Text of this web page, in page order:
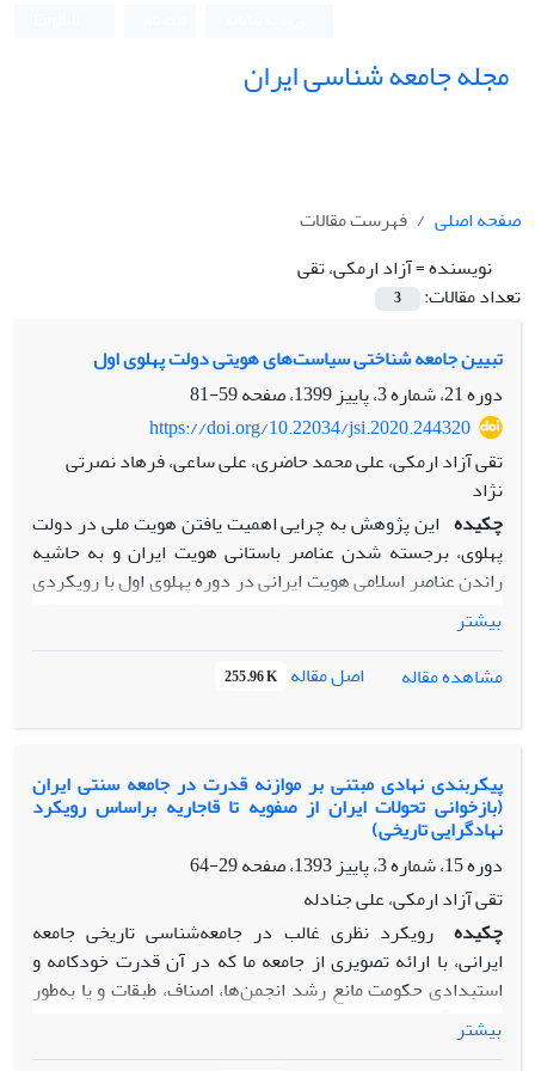
مجله جامعه شناسی ایران
صفحه اصلی
فهرست مقالات
نویسنده =آزاد ارمکی، تقی
تعداد مقالات:
3
تبیین جامعه شناختی سیاست‌های هویتی دولت پهلوی اول
دوره 21، شماره 3، پاییز 1399، صفحه
59-81
https://doi.org/10.22034/jsi.2020.244320
تقی آزاد ارمکی، علی محمد حاضری، علی ساعی، فرهاد نصرتی
نژاد
چکیده این پژوهش به چرایی اهمیت یافتن هویت ملی در دولت
پهلوی، برجسته شدن عناصر باستانی هویت ایران و به حاشیه
راندن عناصر اسلامی هویت ایرانی در دوره پهلوی اول با رویکردی
تاریخی پرداخته است. نتایج نشان می­دهد که ادغام ایران در نظام
جهانی و ضرورت دولت­سازی به شیوه مدرن و در نتیجه اهمیت
یافتن هویت ملی در این شکل از دولت، موجب توجه کانونی به
مقوله هویت ملی در این دوره شد. اما از آن­جا که نیروهای اجتماعی
مهمی قدرت دولت را در این برهه تاریخی به چالش می­کشیدند،
هویت ملی عناصری از هویت سراسری تاریخی ایرانی که نشانگر
هویتی نیروهای اجتماعی یاد شده بود، کنارگذاشته و عناصری
انتخاب شود که به نوعی در تضاد با نشانگان هویتی نیروهای یاد
شده بود. از این رو، سیاست­های هویتی دولت در این دوره بیشتر از
آن که منطق ایدئولوژیک داشته و ناشی از ایدئولوژی دولت باشد،
در راستای منافع دولت و به ضرر نیروهای اجتماعی رقیب، خصوصاً
روحانیت و سران ایلات و عشایر، تدوین شده است.
بیشتر
مشاهده مقاله
اصل مقاله 255.96 K
پیکربندی نهادی مبتنی بر موازنه قدرت در جامعه سنتی ایران
(بازخوانی تحولات ایران از صفویه تا قاجاریه براساس رویکرد
نهادگرایی تاریخی)
دوره 15، شماره 3، پاییز 1393، صفحه
29-64
تقی آزاد ارمکی، علی جنادله
چکیده رویکرد نظری غالب در جامعه‌شناسی تاریخی جامعه
ایرانی، با ارائه تصویری از جامعه ما که در آن قدرت خودکامه و
استبدادی حکومت مانع رشد انجمن‌ها، اصناف، طبقات و یا به‌طور
کلی هرگونه نیروی مستقل اجتماعی بوده است و در نتیجه اصالت
دادن به حکومت یا «دولت» به عنوان کنشگر و عامل اصلی تحولات
بیشتر